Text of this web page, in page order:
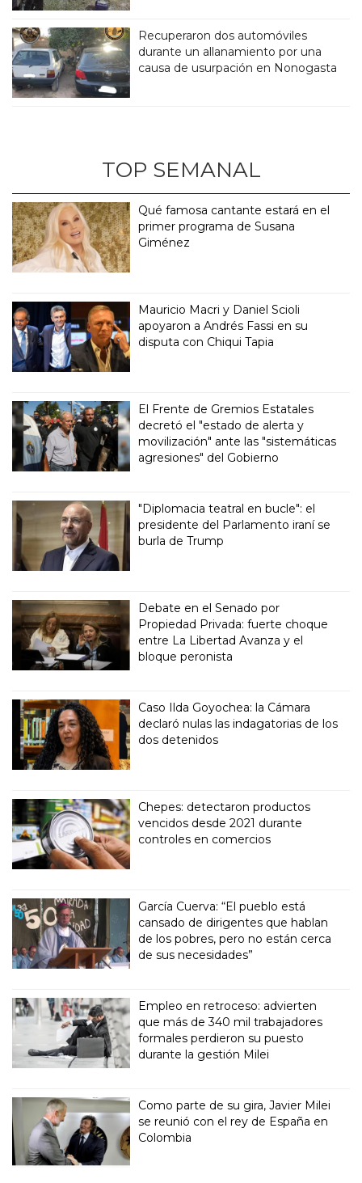
Recuperaron dos automóviles
durante un allanamiento por una
causa de usurpación en Nonogasta
TOP SEMANAL
Qué famosa cantante estará en el
primer programa de Susana
Giménez
Mauricio Macri y Daniel Scioli
apoyaron a Andrés Fassi en su
disputa con Chiqui Tapia
El Frente de Gremios Estatales
decretó el "estado de alerta y
movilización" ante las "sistemáticas
agresiones" del Gobierno
"Diplomacia teatral en bucle": el
presidente del Parlamento iraní se
burla de Trump
Debate en el Senado por
Propiedad Privada: fuerte choque
entre La Libertad Avanza y el
bloque peronista
Caso Ilda Goyochea: la Cámara
declaró nulas las indagatorias de los
dos detenidos
Chepes: detectaron productos
vencidos desde 2021 durante
controles en comercios
García Cuerva: “El pueblo está
cansado de dirigentes que hablan
de los pobres, pero no están cerca
de sus necesidades”
Empleo en retroceso: advierten
que más de 340 mil trabajadores
formales perdieron su puesto
durante la gestión Milei
Como parte de su gira, Javier Milei
se reunió con el rey de España en
Colombia